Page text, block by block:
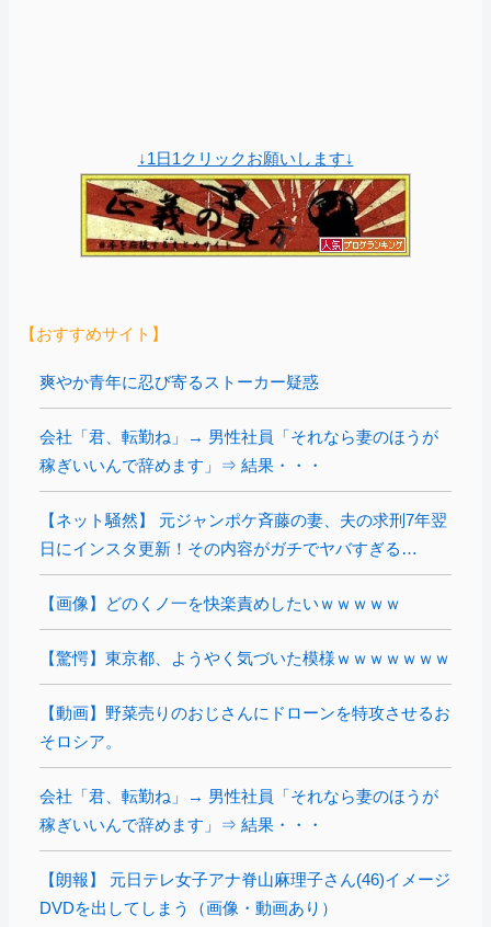
↓1日1クリックお願いします↓
【おすすめサイト】
爽やか青年に忍び寄るストーカー疑惑
会社「君、転勤ね」→ 男性社員「それなら妻のほうが
稼ぎいいんで辞めます」⇒ 結果・・・
【ネット騒然】 元ジャンポケ斉藤の妻、夫の求刑7年翌
日にインスタ更新！その内容がガチでヤバすぎる…
【画像】どのくノ一を快楽責めしたいｗｗｗｗｗ
【驚愕】東京都、ようやく気づいた模様ｗｗｗｗｗｗｗ
【動画】野菜売りのおじさんにドローンを特攻させるお
そロシア。
会社「君、転勤ね」→ 男性社員「それなら妻のほうが
稼ぎいいんで辞めます」⇒ 結果・・・
【朗報】 元日テレ女子アナ脊山麻理子さん(46)イメージ
DVDを出してしまう（画像・動画あり）